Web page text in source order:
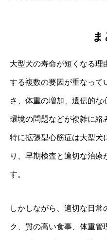
ま
大型犬の寿命が短くなる理
する複数の要因が重なって
さ、体重の増加、遺伝的
環境の問題などが複雑に絡
特に拡張型心筋症は大型犬
り、早期検査と適切な治療
す。
しかしながら、適切な日常
ク、質の高い食事、体重